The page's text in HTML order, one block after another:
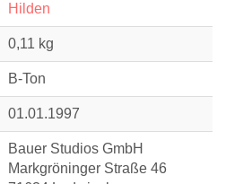
Hilden
0,11 kg
B-Ton
01.01.1997
Bauer Studios GmbH
Markgröninger Straße 46